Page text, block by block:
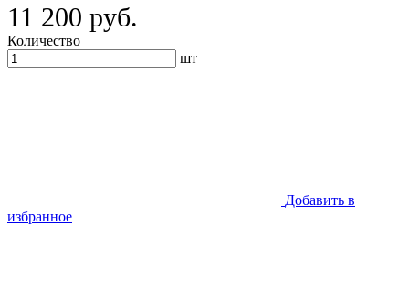
11 200 руб.
Количество
шт
Добавить в
избранное